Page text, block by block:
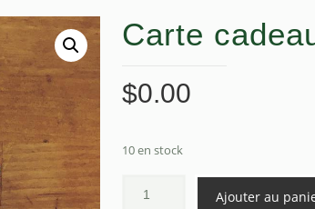
Carte
$0.00
10 en stock
Ajouter au